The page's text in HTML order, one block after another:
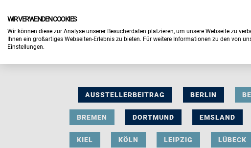
AUSSTELLERBEITRAG BERLIN
BREMEN DORTMUND EMSLAND
KIEL KÖLN LEIPZIG LÜBECK
WIR VERWENDEN COOKIES
Wir können diese zur Analyse unserer Besucherdaten platzieren, um unsere Webseite zu
Ihnen ein großartiges Webseiten-Erlebnis zu bieten. Für weitere Informationen zu den von
Einstellungen.